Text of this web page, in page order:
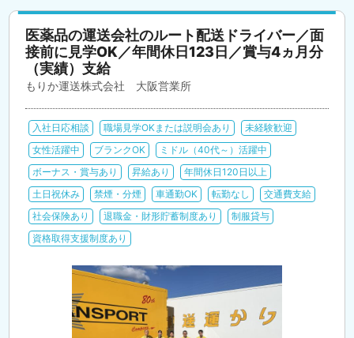
医薬品の運送会社のルート配送ドライバー／面
接前に見学OK／年間休日123日／賞与4ヵ月分
（実績）支給
もりか運送株式会社 大阪営業所
入社日応相談 職場見学OKまたは説明会あり
未経験歓迎
女性活躍中
ブランクOK
ミドル（40代～）活躍中
ボーナス・賞与あり
昇給あり
年間休日120日以上
土日祝休み
禁煙・分煙 車通勤OK 転勤なし
交通費支給
社会保険あり
退職金・財形貯蓄制度あり
制服貸与
資格取得支援制度あり